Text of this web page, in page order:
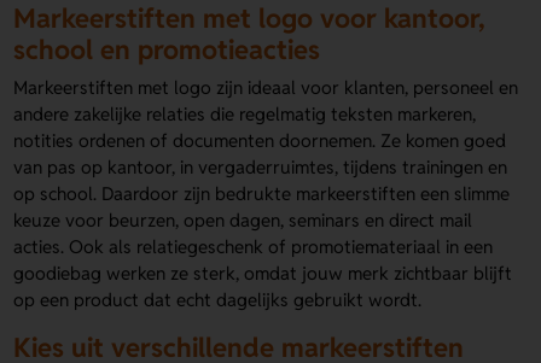
Markeerstiften met logo voor kantoor,
school en promotieacties
Markeerstiften met logo zijn ideaal voor klanten, personeel en
andere zakelijke relaties die regelmatig teksten markeren,
notities ordenen of documenten doornemen. Ze komen goed
van pas op kantoor, in vergaderruimtes, tijdens trainingen en
op school. Daardoor zijn bedrukte markeerstiften een slimme
keuze voor beurzen, open dagen, seminars en direct mail
acties. Ook als relatiegeschenk of promotiemateriaal in een
goodiebag werken ze sterk, omdat jouw merk zichtbaar blijft
op een product dat echt dagelijks gebruikt wordt.
Kies uit verschillende markeerstiften